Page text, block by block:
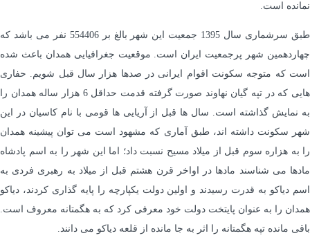
نمانده است.
طبق سرشماری سال 1395 جمعیت این شهر بالغ بر 554406 نفر می باشد که
چهاردهمین شهر پرجمعیت ایران است. موقعیت جغرافیایی همدان باعث شده
است که متوجه سکونت اقوام ایرانی در صدها هزار سال قبل شویم. حفاری
هایی که در تپه گیان نهاوند صورت گرفته قدمت حداقل 6 هزار ساله همدان را
به نمایش گذاشته است. سال ها قبل از آریایی ها قومی با نام کاسیان در این
شهر سکونت داشته اند، طبق آماری که مشهود است می توان پیشینه همدان
را به هزاره سوم قبل از میلاد مسیح نسبت داد؛ اما این شهر را به اسم پادشاه
مادها می شناسند مادها در اواخر قرن هشتم قبل از میلاد به رهبری فردی به
اسم دیاکو به قدرت رسیدند و اولین دولت یکپارچه را پایه گذاری کردند، دیاکو
همدان را به عنوان پایتخت دولت خود معرفی کرد که به هگمتانه معروف است.
باقی مانده تپه هگمتانه را اثر به جا مانده از قلعه دیاکو می ‌دانند.